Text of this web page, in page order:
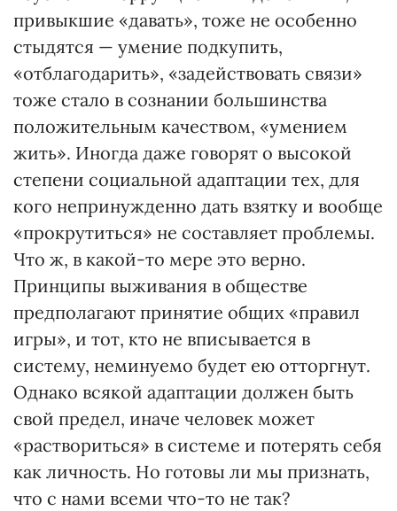
привыкшие «давать», тоже не особенно
стыдятся — умение подкупить,
«отблагодарить», «задействовать связи»
тоже стало в сознании большинства
положительным качеством, «умением
жить». Иногда даже говорят о высокой
степени социальной адаптации тех, для
кого непринужденно дать взятку и вообще
«прокрутиться» не составляет проблемы.
Что ж, в какой-то мере это верно.
Принципы выживания в обществе
предполагают принятие общих «правил
игры», и тот, кто не вписывается в
систему, неминуемо будет ею отторгнут.
Однако всякой адаптации должен быть
свой предел, иначе человек может
«раствориться» в системе и потерять себя
как личность. Но готовы ли мы признать,
что с нами всеми что-то не так?